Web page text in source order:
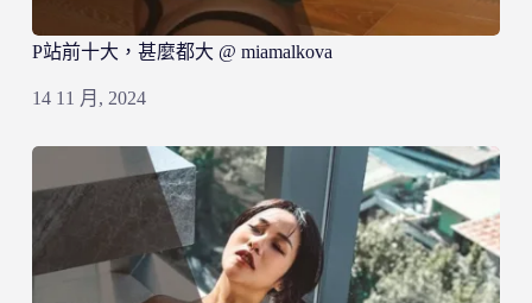
P站前十大，甚麼都大 @ miamalkova
14 11 月, 2024